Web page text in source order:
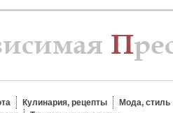
Кулинария, рецепты Мода, стиль